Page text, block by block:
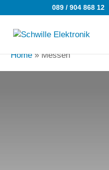
089 / 904 868 12
Home»Messen